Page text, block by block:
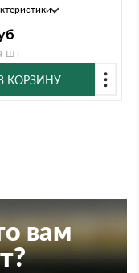
шт
КОРЗИНУ
вам